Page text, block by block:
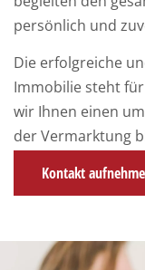
persönlich und
Die erfolgreiche
Immobilie steht
wir Ihnen einen
der Vermarktung
Kontakt